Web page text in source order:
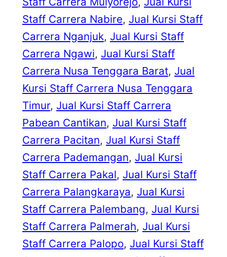
Staff Carrera Nabire, Jual Kursi Staff
Carrera Nganjuk, Jual Kursi Staff
Carrera Ngawi, Jual Kursi Staff
Carrera Nusa Tenggara Barat, Jual
Kursi Staff Carrera Nusa Tenggara
Timur, Jual Kursi Staff Carrera
Pabean Cantikan, Jual Kursi Staff
Carrera Pacitan, Jual Kursi Staff
Carrera Pademangan, Jual Kursi
Staff Carrera Pakal, Jual Kursi Staff
Carrera Palangkaraya, Jual Kursi
Staff Carrera Palembang, Jual Kursi
Staff Carrera Palmerah, Jual Kursi
Staff Carrera Palopo, Jual Kursi Staff